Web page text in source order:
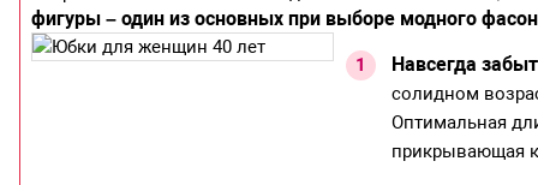
фигуры – один из основных при выборе модного
Навсегда
солидном
Оптимальная
прикрывающая